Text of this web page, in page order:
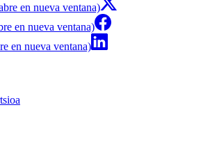
en nueva ventana)
en nueva ventana)
en nueva ventana)